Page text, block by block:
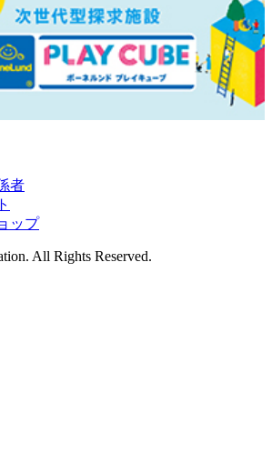
者
ップ
All Rights Reserved.